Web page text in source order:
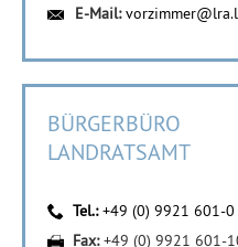
E-Mail:
BÜRGERBÜRO
LANDRATSAMT
Tel.:+49 (0) 9921 601-0
Fax:+49 (0) 9921 601-